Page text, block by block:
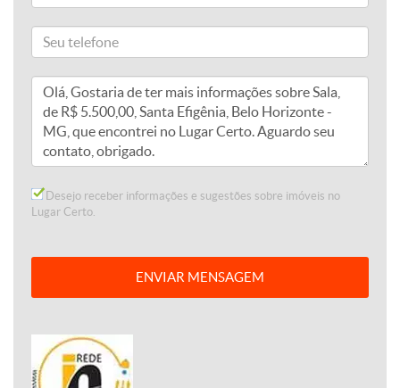
Desejo receber informações e sugestões sobre imóveis no
Lugar Certo.
ENVIAR MENSAGEM